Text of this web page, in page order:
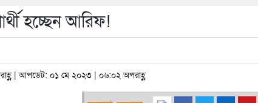
হচ্ছেন আরিফ!
| আপডেট: ০১ মে ২০২৩ | ০৬:০২ অপরাহ্ণ